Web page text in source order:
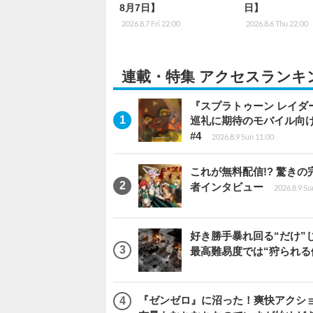
8月7日】
2026.8.7 Fri 22:00
日】
2026.8.6 Thu 22:00
連載・特集 アクセスランキ
『スプラトゥーン レイ
巡礼に期待のモバイル向
#4
2026.8.9 Sun 11:00
これが無料配信!? 驚きの
者インタビュー
2026.8.9
好き勝手暴れ回る“だけ”
最高難易度では“狩られ
『ゼンゼロ』に沼った！爽快アク